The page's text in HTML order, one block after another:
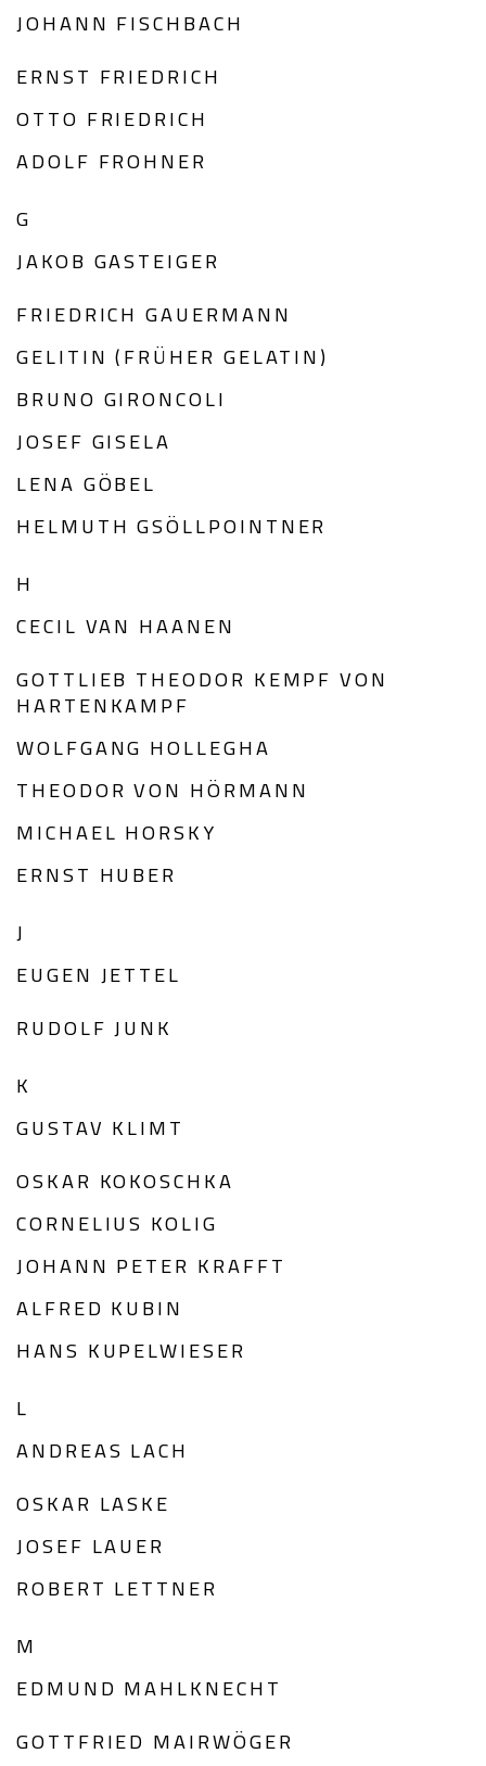
JOHANN FISCHBACH
ERNST FRIEDRICH
OTTO FRIEDRICH
ADOLF FROHNER
G
JAKOB GASTEIGER
FRIEDRICH GAUERMANN
GELITIN (FRÜHER GELATIN)
BRUNO GIRONCOLI
JOSEF GISELA
LENA GÖBEL
HELMUTH GSÖLLPOINTNER
H
CECIL VAN HAANEN
GOTTLIEB THEODOR KEMPF VON
HARTENKAMPF
WOLFGANG HOLLEGHA
THEODOR VON HÖRMANN
MICHAEL HORSKY
ERNST HUBER
J
EUGEN JETTEL
RUDOLF JUNK
K
GUSTAV KLIMT
OSKAR KOKOSCHKA
CORNELIUS KOLIG
JOHANN PETER KRAFFT
ALFRED KUBIN
HANS KUPELWIESER
L
ANDREAS LACH
OSKAR LASKE
JOSEF LAUER
ROBERT LETTNER
M
EDMUND MAHLKNECHT
GOTTFRIED MAIRWÖGER